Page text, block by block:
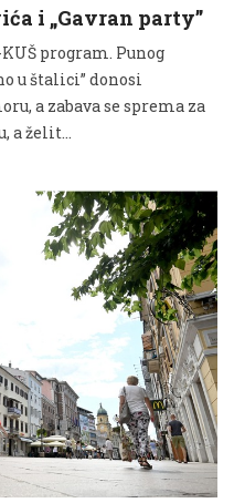
i „Gavran party”
KUŠ program. Punog
u štalici” donosi
a zabava se sprema za
a želit...